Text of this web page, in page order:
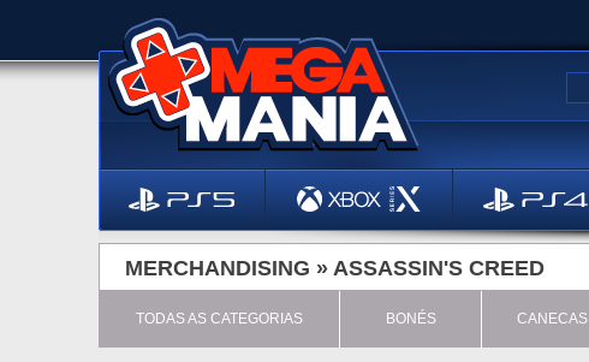
MERCHANDISING » ASSASSIN'S CREED
TODAS AS CATEGORIAS BONÉS CANECAS